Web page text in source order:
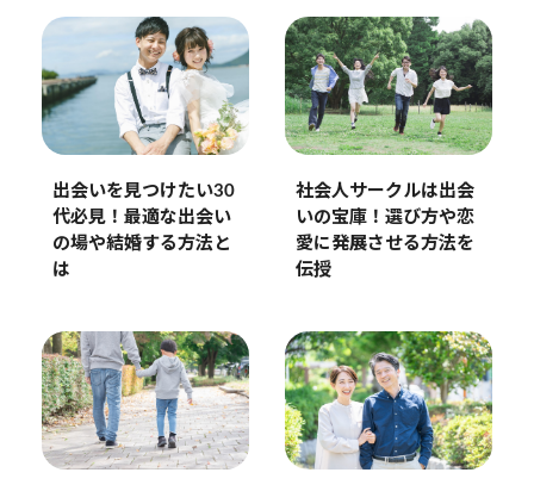
出会いを見つけたい30
代必見！最適な出会い
の場や結婚する方法と
は
社会人サークルは出会
いの宝庫！選び方や恋
愛に発展させる方法を
伝授